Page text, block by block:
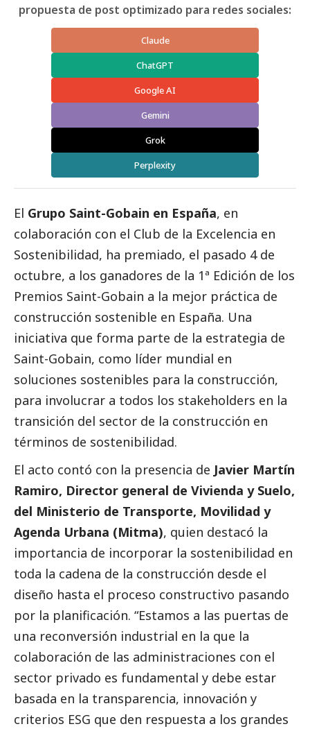
propuesta de post optimizado para redes sociales:
Claude
ChatGPT
Google AI
Gemini
Grok
Perplexity
El Grupo Saint-Gobain en España, en
colaboración con el Club de la Excelencia en
Sostenibilidad, ha premiado, el pasado 4 de
octubre, a los ganadores de la 1ª Edición de los
Premios Saint-Gobain a la mejor práctica de
construcción sostenible en España. Una
iniciativa que forma parte de la estrategia de
Saint-Gobain, como líder mundial en
soluciones sostenibles para la construcción,
para involucrar a todos los stakeholders en la
transición del sector de la construcción en
términos de sostenibilidad.
El acto contó con la presencia de Javier Martín
Ramiro, Director general de Vivienda y Suelo,
del Ministerio de Transporte, Movilidad y
Agenda Urbana (Mitma), quien destacó la
importancia de incorporar la sostenibilidad en
toda la cadena de la construcción desde el
diseño hasta el proceso constructivo pasando
por la planificación. “Estamos a las puertas de
una reconversión industrial en la que la
colaboración de las administraciones con el
sector privado es fundamental y debe estar
basada en la transparencia, innovación y
criterios ESG que den respuesta a los grandes